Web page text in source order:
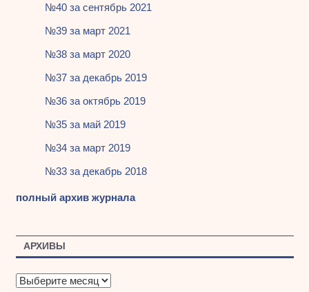
№40 за сентябрь 2021
№39 за март 2021
№38 за март 2020
№37 за декабрь 2019
№36 за октябрь 2019
№35 за май 2019
№34 за март 2019
№33 за декабрь 2018
полный архив журнала
АРХИВЫ
А